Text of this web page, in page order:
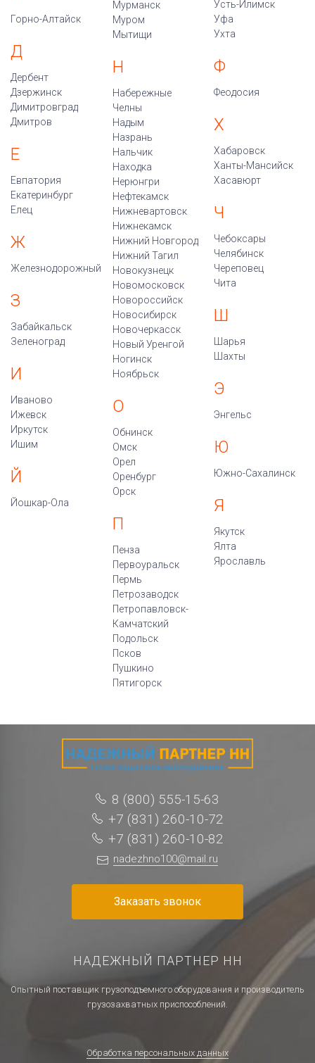
Горно-Алтайск
Д
Дербент
Дзержинск
Димитровград
Дмитров
Е
Евпатория
Екатеринбург
Елец
Ж
Железнодорожный
З
Забайкальск
Зеленоград
И
Иваново
Ижевск
Иркутск
Ишим
Й
Йошкар-Ола
Мурманск
Муром
Мытищи
Н
Набережные
Челны
Надым
Назрань
Нальчик
Находка
Нерюнгри
Нефтекамск
Нижневартовск
Нижнекамск
Нижний Новгород
Нижний Тагил
Новокузнецк
Новомосковск
Новороссийск
Новосибирск
Новочеркасск
Новый Уренгой
Ногинск
Ноябрьск
О
Обнинск
Омск
Орел
Оренбург
Орск
П
Пенза
Первоуральск
Пермь
Петрозаводск
Петропавловск-
Камчатский
Подольск
Псков
Пушкино
Пятигорск
Усть-Илимск
Уфа
Ухта
Ф
Феодосия
Х
Хабаровск
Ханты-Мансийск
Хасавюрт
Ч
Чебоксары
Челябинск
Череповец
Чита
Ш
Шарья
Шахты
Э
Энгельс
Ю
Южно-Сахалинск
Я
Якутск
Ялта
Ярославль
8 (800) 555-15-63
+7 (831) 260-10-72
+7 (831) 260-10-82
nadezhno100@mail.ru
Заказать звонок
НАДЕЖНЫЙ ПАРТНЕР НН
Опытный поставщик грузоподъемного оборудования и производитель
грузозахватных приспособлений.
Обработка персональных данных